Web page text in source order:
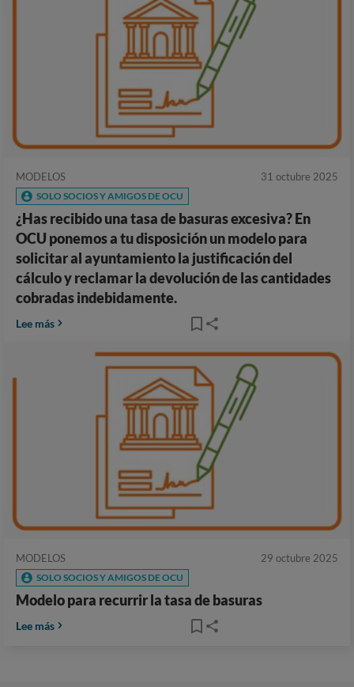
MODELOS 31 octubre 2025
SOLO SOCIOS Y AMIGOS DE OCU
¿Has recibido una tasa de basuras excesiva? En
OCU ponemos a tu disposición un modelo para
solicitar al ayuntamiento la justificación del
cálculo y reclamar la devolución de las cantidades
cobradas indebidamente.
Lee más
MODELOS 29 octubre 2025
SOLO SOCIOS Y AMIGOS DE OCU
Modelo para recurrir la tasa de basuras
Lee más